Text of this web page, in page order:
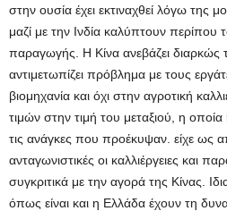
στην ουσία έχει εκτιναχθεί λόγω της
μαζί με την Ινδία καλύπτουν περίπου
παραγωγής. Η Κίνα ανεβάζει διαρκώς
αντιμετωπίζει πρόβλημα με τους
βιομηχανία και όχι στην αγροτική
τιμών στην τιμή του μεταξιού, η
τις ανάγκες που προέκυψαν. είχε ως
ανταγωνιστικές οι καλλιέργειες και
συγκριτικά με την αγορά της Κίνας.
όπως είναι και η Ελλάδα έχουν τη